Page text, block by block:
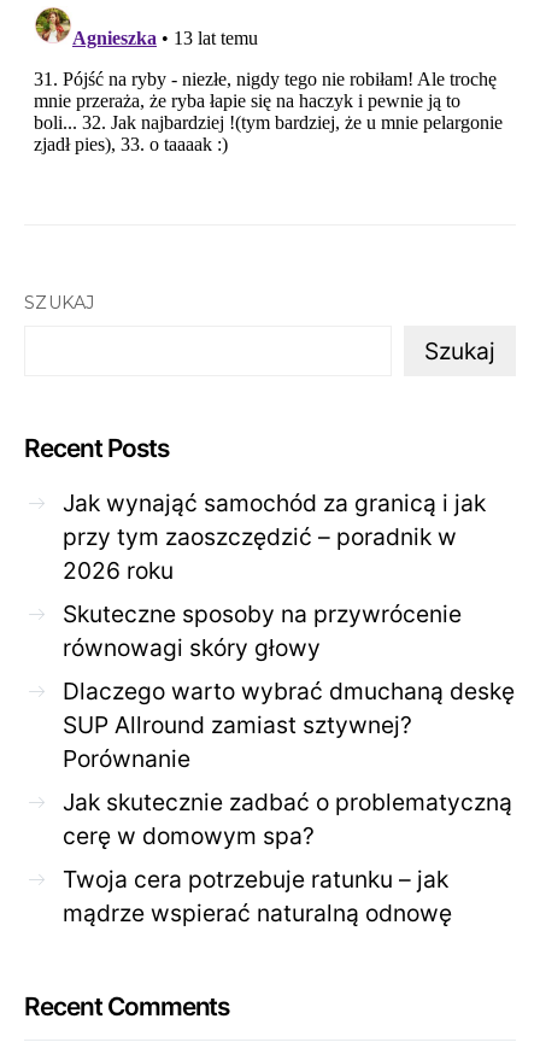
SZUKAJ
Szukaj
Recent Posts
Jak wynająć samochód za granicą i jak
przy tym zaoszczędzić – poradnik w
2026 roku
Skuteczne sposoby na przywrócenie
równowagi skóry głowy
Dlaczego warto wybrać dmuchaną deskę
SUP Allround zamiast sztywnej?
Porównanie
Jak skutecznie zadbać o problematyczną
cerę w domowym spa?
Twoja cera potrzebuje ratunku – jak
mądrze wspierać naturalną odnowę
Recent Comments